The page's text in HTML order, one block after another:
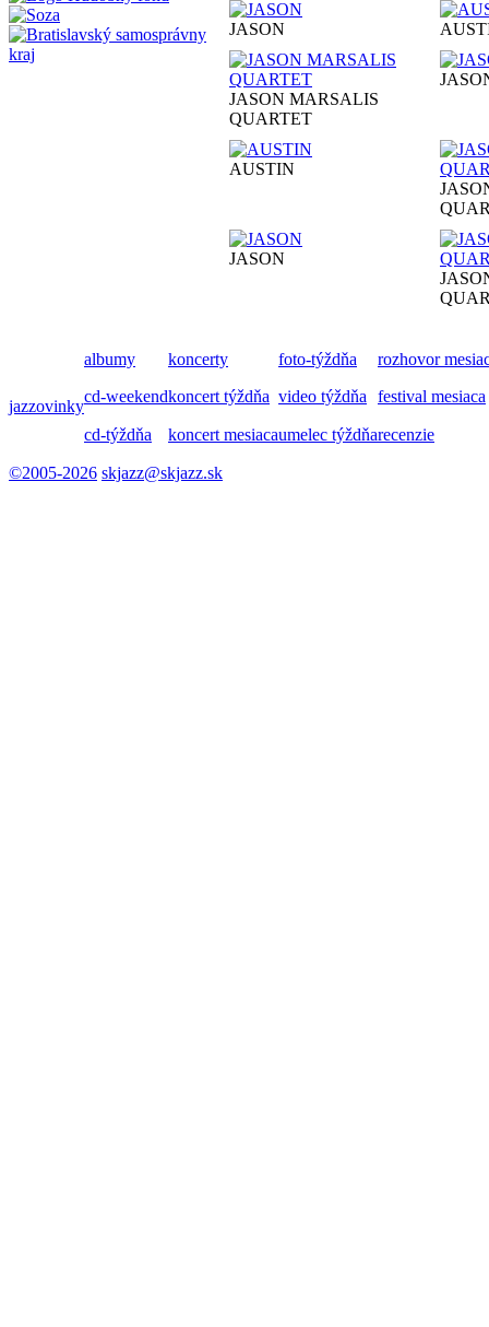
JASON
JASON MARSALIS
QUARTET
AUSTIN
JASON
jazzovinky
albumy koncerty foto-týždňa
rozhovor
cd-weekendkoncert týždňa video týždňa festival mesiaca
cd-týždňa koncert mesiacaumelec týždňarecenzie
©2005-2026 skjazz@skjazz.sk